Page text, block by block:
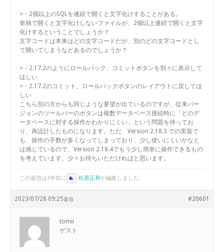
>・2個以上のSQLを連続で開くと文字化けすることがある。
単独で開くと文字化けしないファイルが、2個以上連続で開くと文字
化けするということでしょうか？
文字コードは本来はどの文字コードだが、別のどの文字コードとし
て開いてしまうなどあるのでしょうか？
>・2.17.2のようにロールバック、コミットボタンを別々に表示して
ほしい
>・2.17.2のコミット、ロールバックボタンのレイアウトに戻してほ
しい
こちら別の方からも同じような要望が出ているのですが、従来バー
ジョンのツールバーのボタンは複数データベース接続時に「どのデ
ータベースに対する操作かわかりにくい」という問題を持ってお
り、再設計したものになります。ただ、Version 2.18.3 での実装で
も、操作の手数が多くなってしまっており、少し使いにくいかなと
は感じているので、Version 2.18.4でもう少し簡単に操作できるもの
を考えています。少々お待ちいただければと思います。
この返信は3年前に 松原正和が編集しました。
2023/07/28 09:25 #20601
返信
tomii
ゲスト